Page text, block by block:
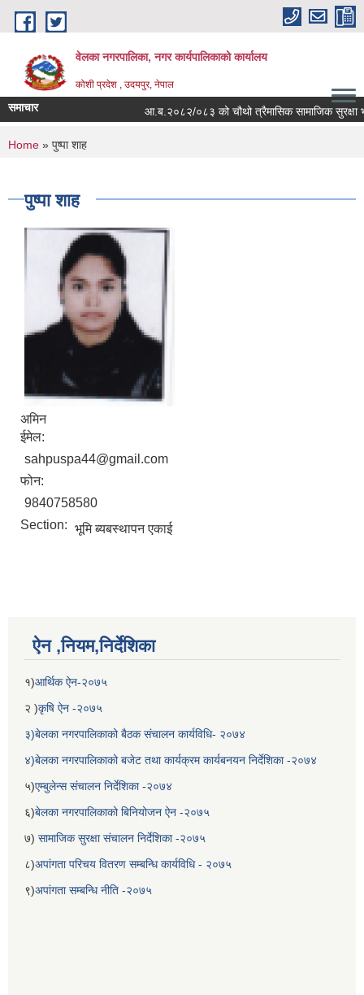
Skip to main content
वेलका नगरपालिका, नगर कार्यपालिकाको कार्यालय
कोशी प्रदेश , उदयपुर, नेपाल
समाचार आ.ब.२०८२/०८३ को चौथो त्रैमासिक सामाजिक सुरक्षा भत्ता
You are here
Home » पुष्पा शाह
पुष्पा शाह
अमिन
ईमेल:
sahpuspa44@gmail.com
फोन:
9840758580
Section: भूमि ब्यबस्थापन एकाई
ऐन ,नियम,निर्देशिका
१)आर्थिक ऐन-२०७५
२ )कृषि ऐन -२०७५
३)बेलका नगरपालिकाको बैठक संचालन कार्यविधि- २०७४
४)बेलका नगरपालिकाको बजेट तथा कार्यक्रम कार्यबनयन निर्देशिका -२०७४
५)एम्बुलेन्स संचालन निर्देशिका -२०७४
६)बेलका नगरपालिकाको बिनियोजन ऐन -२०७५
७) सामाजिक सुरक्षा संचालन निर्देशिका -२०७५
८)अपांगता परिचय वितरण सम्बन्धि कार्यविधि - २०७५
९)अपांगता सम्बन्धि नीति -२०७५